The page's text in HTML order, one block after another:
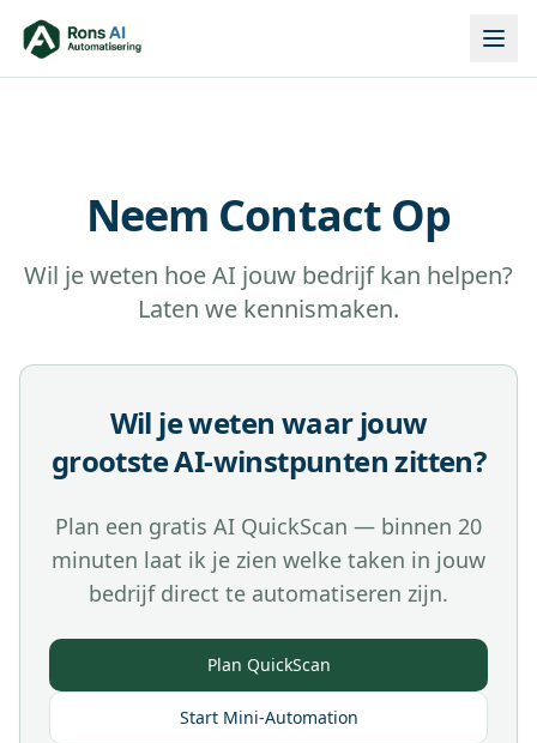
Neem Contact Op
Wil je weten hoe AI jouw bedrijf kan helpen?
Laten we kennismaken.
Wil je weten waar jouw
grootste AI-winstpunten zitten?
Plan een gratis AI QuickScan — binnen 20
minuten laat ik je zien welke taken in jouw
bedrijf direct te automatiseren zijn.
Plan QuickScan
Start Mini-Automation